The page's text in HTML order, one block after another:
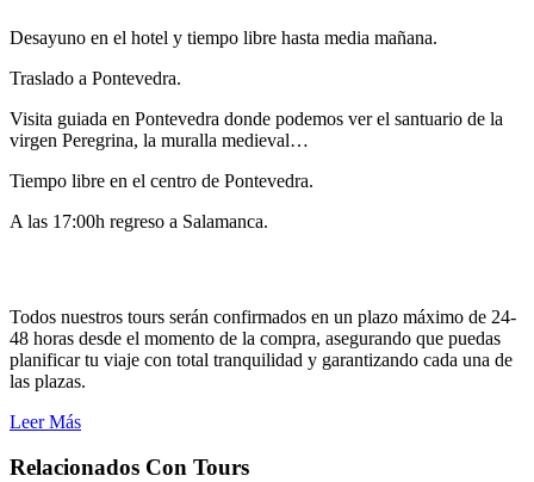
Desayuno en el hotel y tiempo libre hasta media mañana.
Traslado a Pontevedra.
Visita guiada en Pontevedra donde podemos ver el santuario de la
virgen Peregrina, la muralla medieval…
Tiempo libre en el centro de Pontevedra.
A las 17:00h regreso a Salamanca.
Todos nuestros tours serán confirmados en un plazo máximo de 24-
48 horas desde el momento de la compra, asegurando que puedas
planificar tu viaje con total tranquilidad y garantizando cada una de
las plazas.
Leer Más
Relacionados Con Tours